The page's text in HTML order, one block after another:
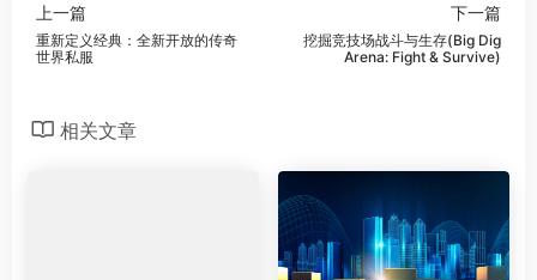
上一篇
重新定义经典：全新开放的传奇
世界私服
下一篇
挖掘竞技场战斗与生存(Big Dig
Arena: Fight & Survive)
相关文章